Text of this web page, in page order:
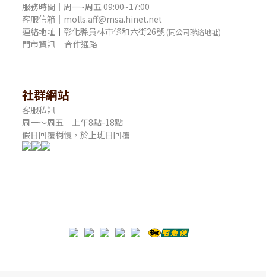
服務時間｜周一~周五 09:00~17:00
客服信箱｜molls.aff@msa.hinet.net
連絡地址 ｜ 彰化縣員林市條和六街26號 (同公司聯絡地址)
門市資訊 合作通路
社群網站
客服私訊
周一～周五｜上午8點-18點
假日回覆稍慢，於上班日回覆